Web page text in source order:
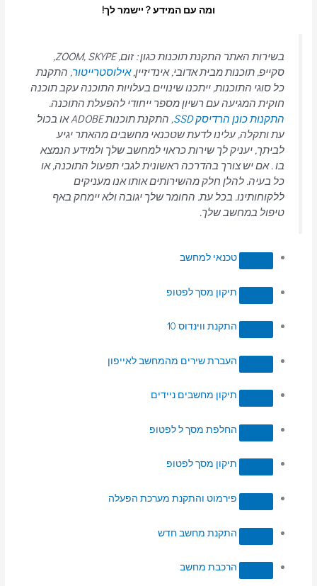
ומה עם המידע ? יישמר לך!
בשירות האתר התקנת תוכנות כגון : זום, ZOOM, SKYPE,
סקייפ, תוכנות מבית אדובי, אינדיזיין,אילוסטרייטור, התקנת
כל סוגי התוכנות, ייתכנו שינויים בעלויות התוכנה עקב תוכנה
חוקית המגיעה עם רשיון מספר ייחודי להפעלת התוכנה.
התקנות כונן הרדיסק SSD
, התקנת תוכנות ADOBE או בכול
עת ותקלה, עלינו לדעת שטכנאי מחשבים מהאתר יגיע
לביתך, יעניק לך שירות כראוי למחשב שלך ולמידע הנמצא
בו . אם יש צורך בהדרכה ראשונית לגבי תפעול התוכנה, או
כל בעיה. להלן חלק מהשירותים אותו אנו מעניקים
ללקוחותינו. בכל עת. החומר שלך יגובה ולא יימחק באף
טיפול במחשב שלך.
טכנאי למחשב
תיקון מסך לפטופ
התקנת ווינדוס 10
העברת שירים מהמחשב לאייפון
תיקון מחשבים ניידים
החלפת מסך ל לפטופ
תיקון מסך לפטופ
פירמוט והתקנת מערכת הפעלה
התקנת מחשב חדש
הרכבת מחשב